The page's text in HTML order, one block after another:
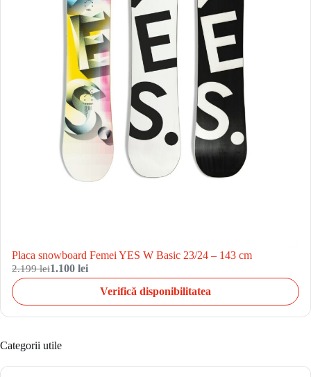
Placa snowboard Femei YES W Basic 23/24 – 143 cm
2.199 lei1.100 lei
Verifică disponibilitatea
Categorii utile